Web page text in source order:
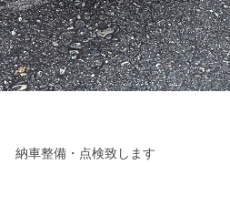
納車整備・点検致します